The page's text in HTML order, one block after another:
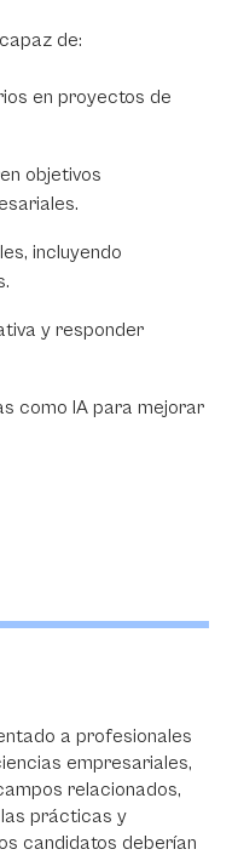
de:
en proyectos de
objetivos
incluyendo
y responder
como IA para mejorar
a profesionales
empresariales,
relacionados,
prácticas y
candidatos deberían